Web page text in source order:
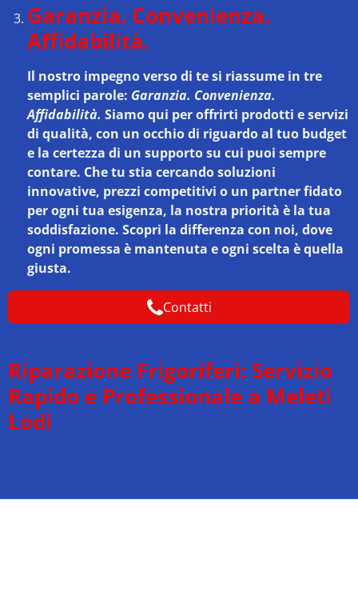
Garanzia. Convenienza.
Affidabilità.
Il nostro impegno verso di te si riassume in tre
semplici parole: Garanzia. Convenienza.
Affidabilità. Siamo qui per offrirti prodotti e servizi
di qualità, con un occhio di riguardo al tuo budget
e la certezza di un supporto su cui puoi sempre
contare. Che tu stia cercando soluzioni
innovative, prezzi competitivi o un partner fidato
per ogni tua esigenza, la nostra priorità è la tua
soddisfazione. Scopri la differenza con noi, dove
ogni promessa è mantenuta e ogni scelta è quella
giusta.
Contatti
Riparazione Frigoriferi: Servizio
Rapido e Professionale a Meleti
Lodi